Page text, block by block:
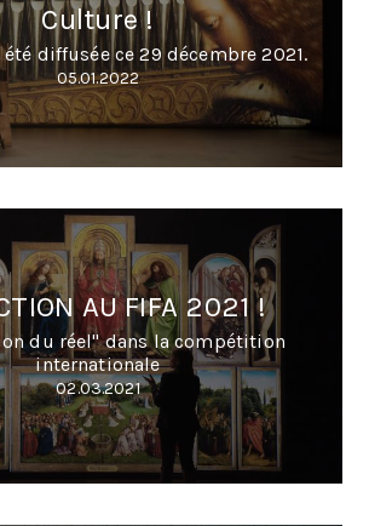
Culture !
diffusée ce 29 décembre 2021.
05.01.2022
AU FIFA 2021 !
du réel" dans la compétition
internationale
02.03.2021